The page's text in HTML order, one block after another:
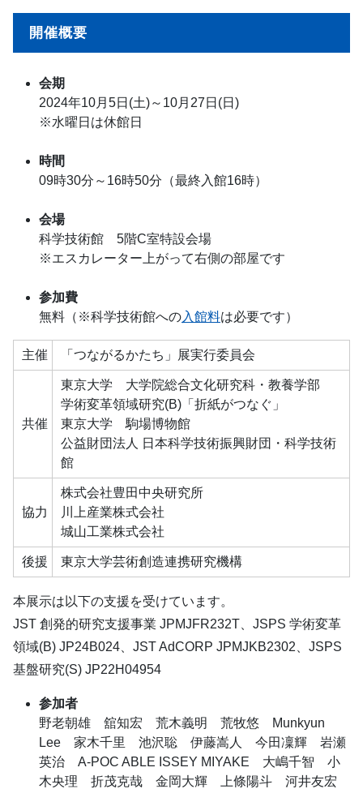
開催概要
会期
2024年10月5日(土)～10月27日(日)
※水曜日は休館日
時間
09時30分～16時50分（最終入館16時）
会場
科学技術館 5階C室特設会場
※エスカレーター上がって右側の部屋です
参加費
無料（※科学技術館への入館料は必要です）
主催 「つながるかたち」展実行委員会
共催
東京大学 大学院総合文化研究科・教養学部
学術変革領域研究(B)「折紙がつなぐ」
東京大学 駒場博物館
公益財団法人 日本科学技術振興財団・科学技術
館
協力
株式会社豊田中央研究所
川上産業株式会社
城山工業株式会社
後援 東京大学芸術創造連携研究機構
本展示は以下の支援を受けています。
JST 創発的研究支援事業 JPMJFR232T、JSPS 学術変革
領域(B) JP24B024、JST AdCORP JPMJKB2302、JSPS
基盤研究(S) JP22H04954
参加者
野老朝雄 舘知宏 荒木義明 荒牧悠 Munkyun
Lee 家木千里 池沢聡 伊藤嵩人 今田凜輝 岩瀬
英治 A-POC ABLE ISSEY MIYAKE 大嶋千智 小
木央理 折茂克哉 金岡大輝 上條陽斗 河井友宏